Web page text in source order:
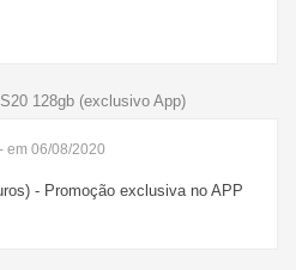
128gb (exclusivo App)
- em 06/08/2020
- Promoção exclusiva no APP